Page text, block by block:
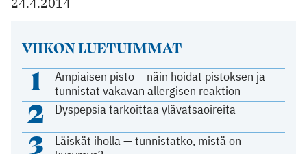
VIIKON LUETUIMMAT
1
Ampiaisen pisto – näin hoidat pistoksen ja
tunnistat vakavan allergisen reaktion
2 Dyspepsia tarkoittaa ylävatsaoireita
3
Läiskät iholla — tunnistatko, mistä on